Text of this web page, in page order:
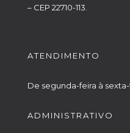
– CEP 22710-113.
ATENDIMENTO
De segunda-feira à sexta-
ADMINISTRATIVO